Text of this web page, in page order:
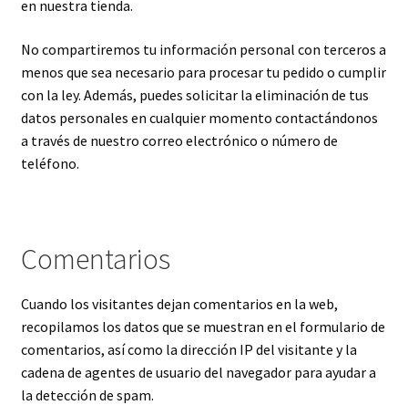
en nuestra tienda.
No compartiremos tu información personal con terceros a
menos que sea necesario para procesar tu pedido o cumplir
con la ley. Además, puedes solicitar la eliminación de tus
datos personales en cualquier momento contactándonos
a través de nuestro correo electrónico o número de
teléfono.
Comentarios
Cuando los visitantes dejan comentarios en la web,
recopilamos los datos que se muestran en el formulario de
comentarios, así como la dirección IP del visitante y la
cadena de agentes de usuario del navegador para ayudar a
la detección de spam.